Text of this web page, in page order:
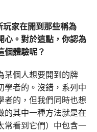
家在開到那些稱為
心。對於這點，你認為
個體驗呢？
某個人想要開到的牌
學者的。沒錯，系列中
者的，但我們同時也想
的其中一種方法就是在
常看到它們）中包含一